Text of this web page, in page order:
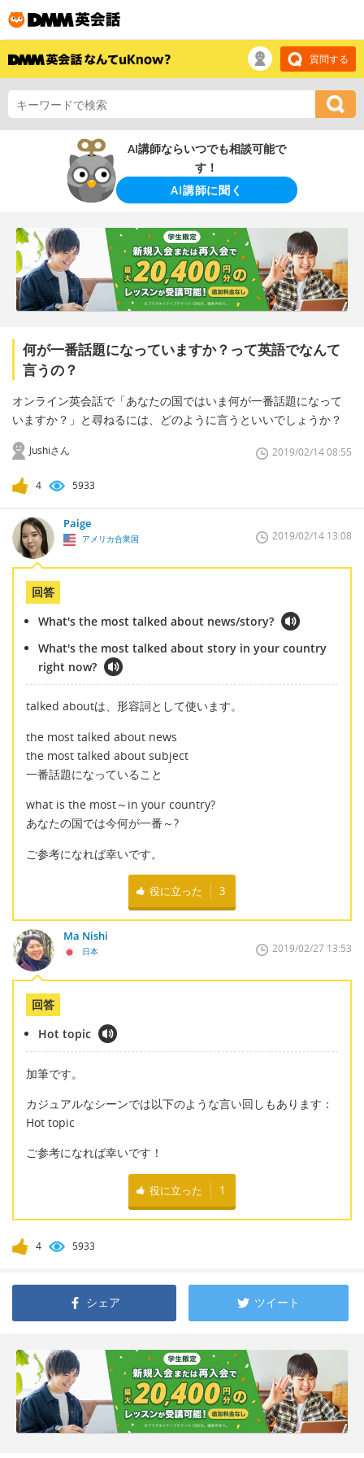
質問する
AI講師ならいつでも相談可能で
す！
AI講師に聞く
何が一番話題になっていますか？って英語でなんて
言うの？
オンライン英会話で「あなたの国ではいま何が一番話題になって
いますか？」と尋ねるには、どのように言うといいでしょうか？
Jushiさん 2019/02/14 08:55
4 5933
Paige
アメリカ合衆国 2019/02/14 13:08
回答
What's the most talked about news/story?
What's the most talked about story in your country
right now?
talked aboutは、形容詞として使います。
the most talked about news
the most talked about subject
一番話題になっていること
what is the most～in your country?
あなたの国では今何が一番～?
ご参考になれば幸いです。
役に立った 3
Ma Nishi
日本 2019/02/27 13:53
回答
Hot topic
加筆です。
カジュアルなシーンでは以下のような言い回しもあります：
Hot topic
ご参考になれば幸いです！
役に立った 1
4 5933
シェア ツイート